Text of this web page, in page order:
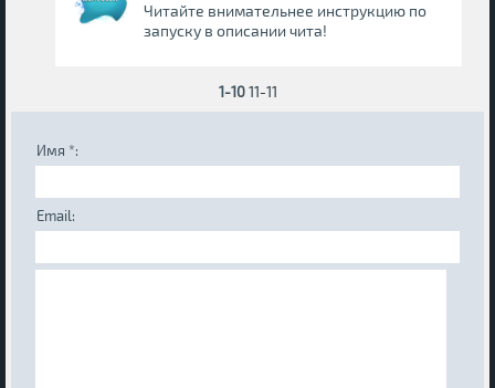
Читайте внимательнее инструкцию по
запуску в описании чита!
1-10 11-11
Имя *:
Email: